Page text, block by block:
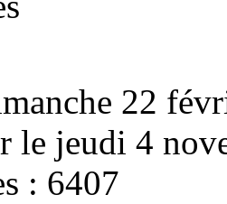
22
le jeudi 4
: 6407